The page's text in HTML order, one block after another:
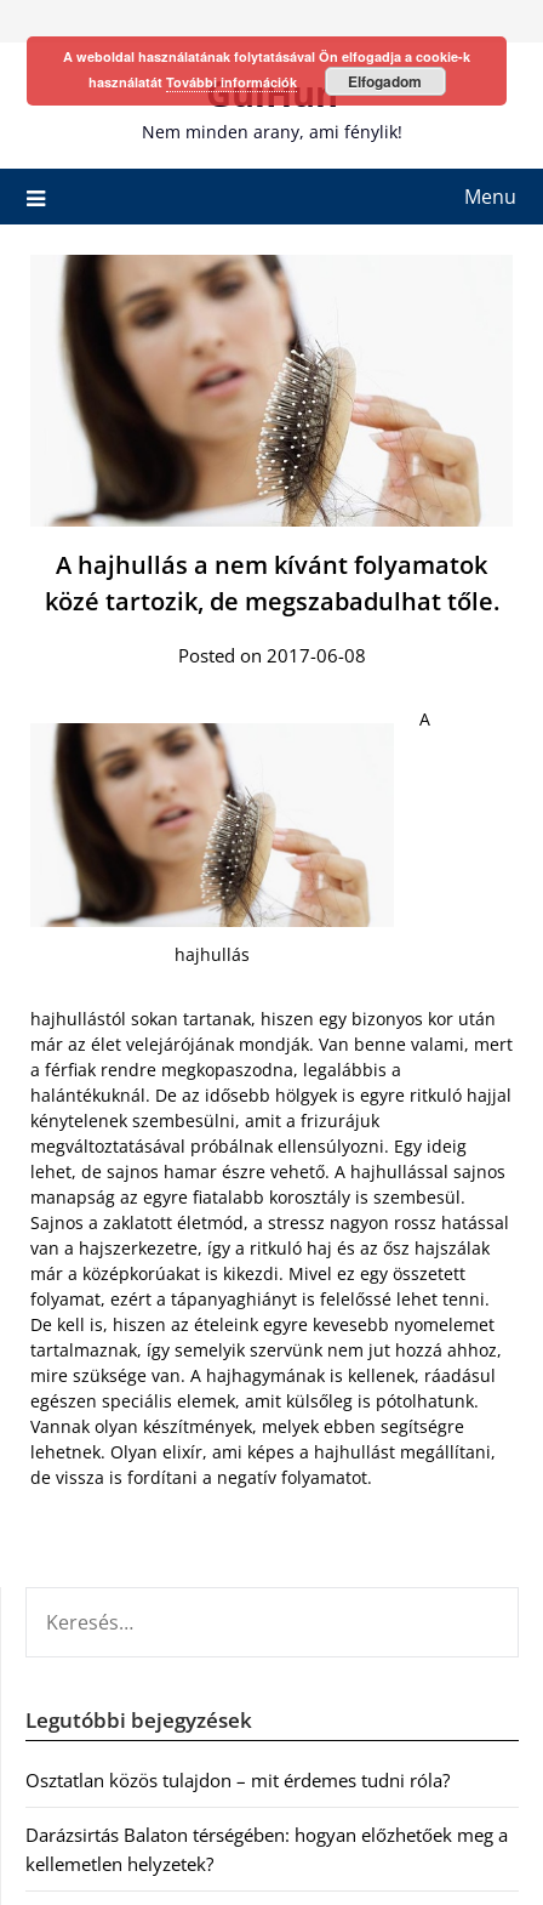
GulHun
Nem minden arany, ami fénylik!
Menu
A hajhullás a nem kívánt folyamatok
közé tartozik, de megszabadulhat tőle.
Posted on 2017-06-08
hajhullás
A
hajhullástól sokan tartanak, hiszen egy bizonyos kor után
már az élet velejárójának mondják. Van benne valami, mert
a férfiak rendre megkopaszodna, legalábbis a
halántékuknál. De az idősebb hölgyek is egyre ritkuló hajjal
kénytelenek szembesülni, amit a frizurájuk
megváltoztatásával próbálnak ellensúlyozni. Egy ideig
lehet, de sajnos hamar észre vehető. A hajhullással sajnos
manapság az egyre fiatalabb korosztály is szembesül.
Sajnos a zaklatott életmód, a stressz nagyon rossz hatással
van a hajszerkezetre, így a ritkuló haj és az ősz hajszálak
már a középkorúakat is kikezdi. Mivel ez egy összetett
folyamat, ezért a tápanyaghiányt is felelőssé lehet tenni.
De kell is, hiszen az ételeink egyre kevesebb nyomelemet
tartalmaznak, így semelyik szervünk nem jut hozzá ahhoz,
mire szüksége van. A hajhagymának is kellenek, ráadásul
egészen speciális elemek, amit külsőleg is pótolhatunk.
Vannak olyan készítmények, melyek ebben segítségre
lehetnek. Olyan elixír, ami képes a hajhullást megállítani,
de vissza is fordítani a negatív folyamatot.
Legutóbbi bejegyzések
Osztatlan közös tulajdon – mit érdemes tudni róla?
Darázsirtás Balaton térségében: hogyan előzhetőek meg a
kellemetlen helyzetek?
A weboldal használatának folytatásával Ön elfogadja a cookie-k
használatát További információk Elfogadom